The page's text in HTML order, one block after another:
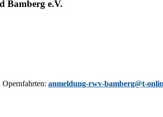
Bamberg e.V.
Opern­fahr­ten: anmeldung-rwv-bamberg@t-